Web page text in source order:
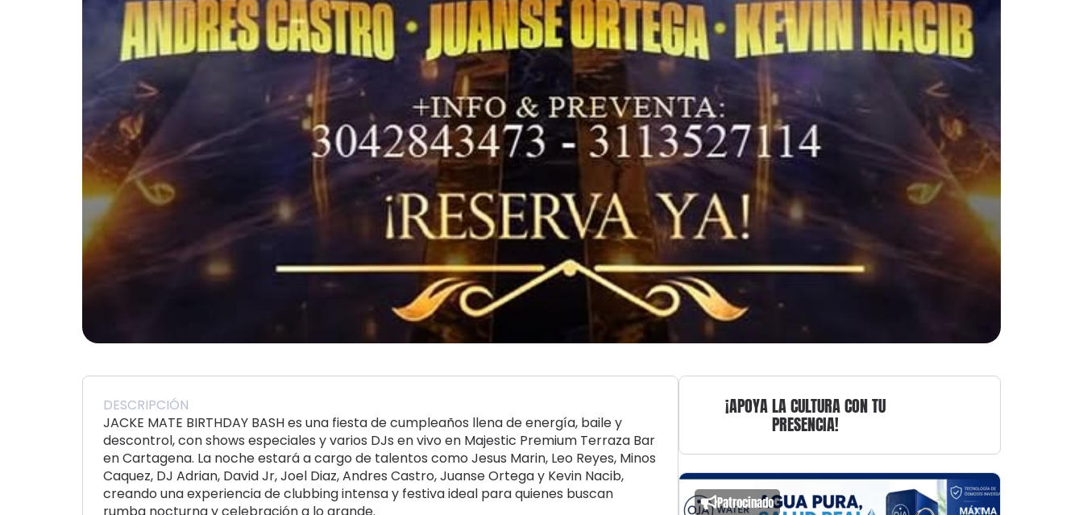
DESCRIPCIÓN
JACKE MATE BIRTHDAY BASH es una fiesta de cumpleaños llena de energía, baile y
descontrol, con shows especiales y varios DJs en vivo en Majestic Premium Terraza Bar
en Cartagena. La noche estará a cargo de talentos como Jesus Marin, Leo Reyes, Minos
Caquez, DJ Adrian, David Jr, Joel Diaz, Andres Castro, Juanse Ortega y Kevin Nacib,
creando una experiencia de clubbing intensa y festiva ideal para quienes buscan
rumba nocturna y celebración a lo grande.
¡APOYA LA CULTURA CON TU
PRESENCIA!
Patrocinado